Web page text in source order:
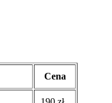
Cena